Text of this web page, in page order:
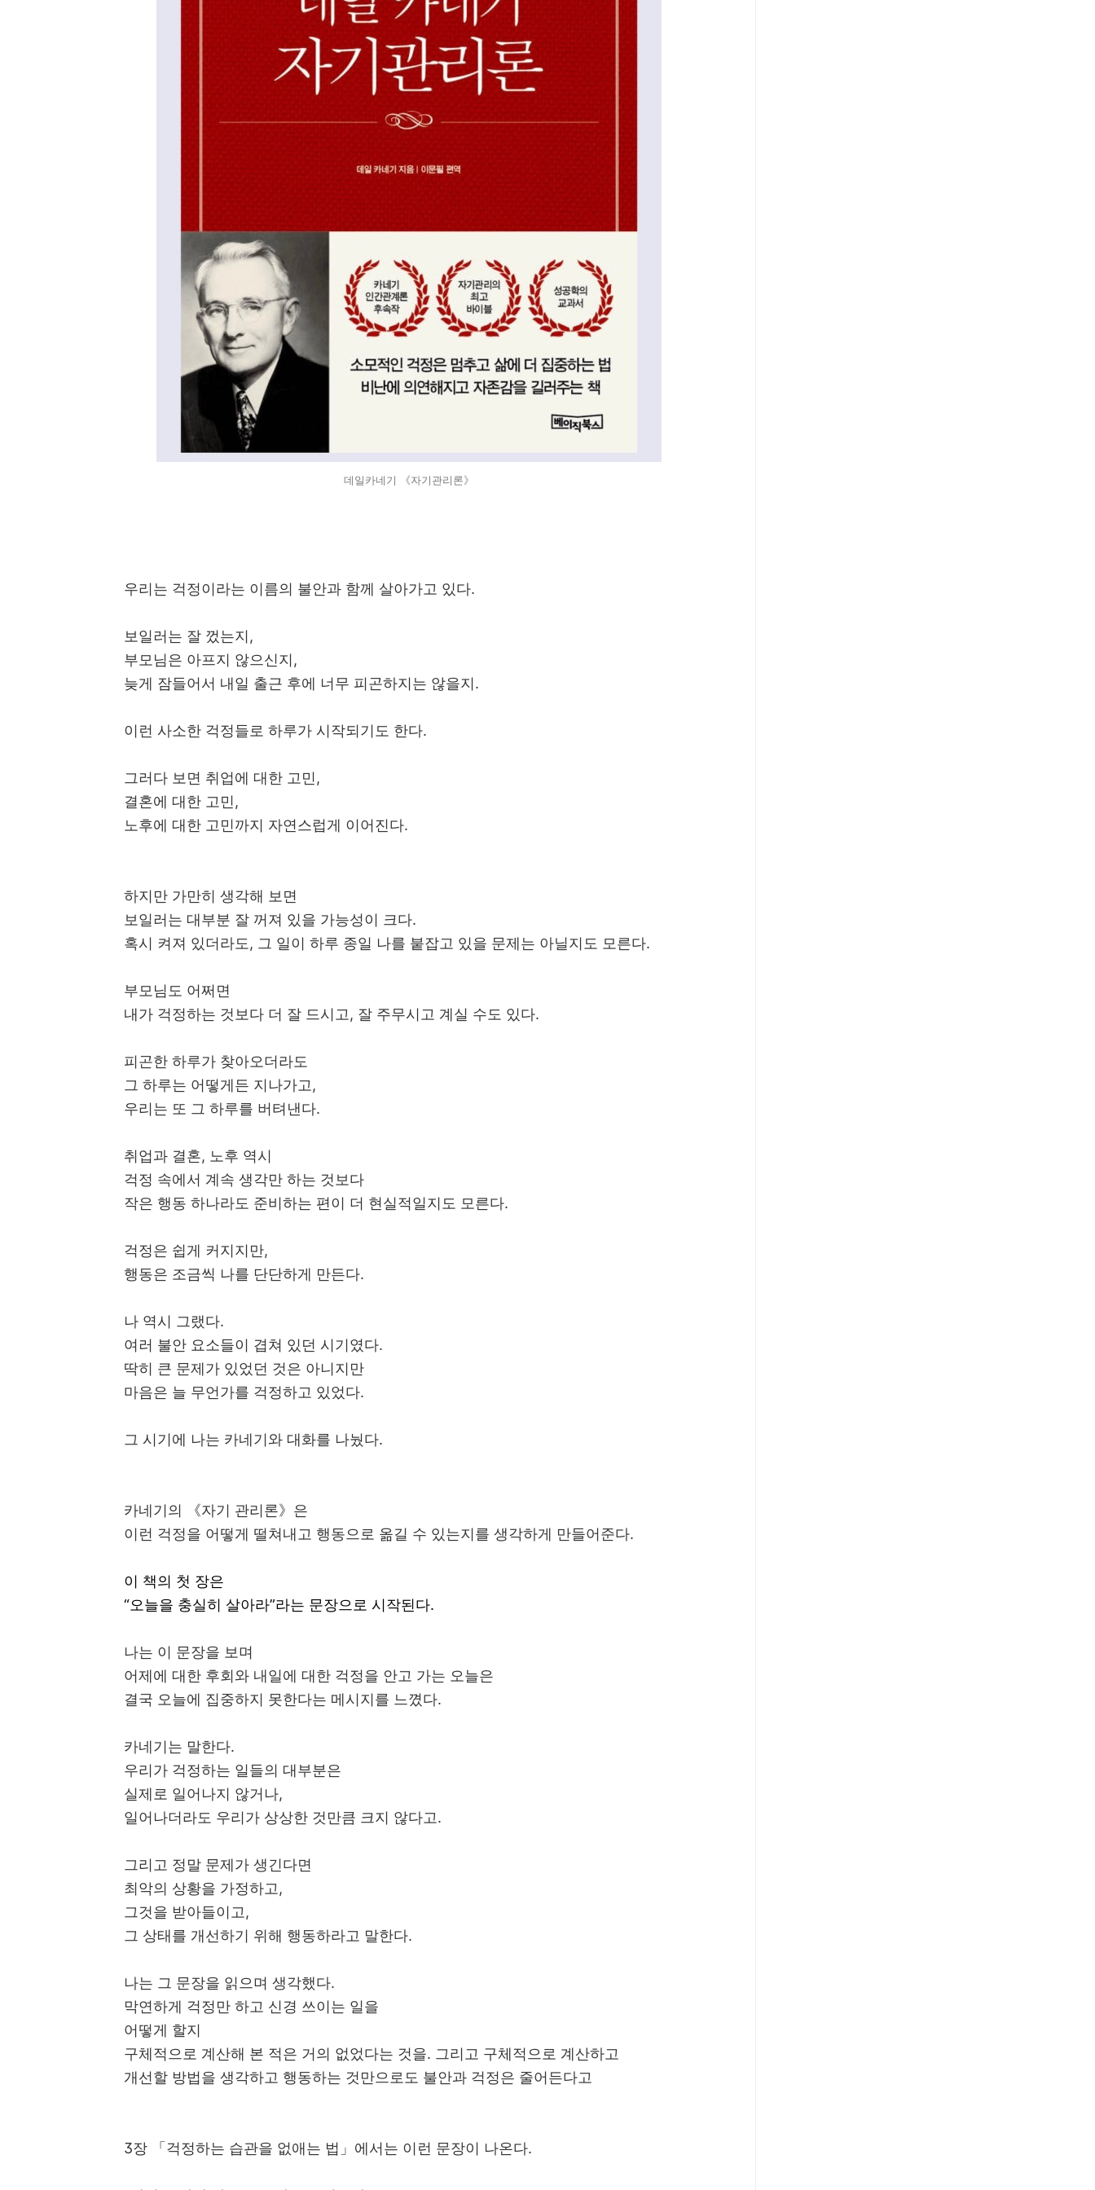
데일카네기 《자기관리론》
우리는 걱정이라는 이름의 불안과 함께 살아가고 있다.
보일러는 잘 껐는지,
부모님은 아프지 않으신지,
늦게 잠들어서 내일 출근 후에 너무 피곤하지는 않을지.
이런 사소한 걱정들로 하루가 시작되기도 한다.
그러다 보면 취업에 대한 고민,
결혼에 대한 고민,
노후에 대한 고민까지 자연스럽게 이어진다.
하지만 가만히 생각해 보면
보일러는 대부분 잘 꺼져 있을 가능성이 크다.
혹시 켜져 있더라도, 그 일이 하루 종일 나를 붙잡고 있을 문제는 아닐지도 모른다.
부모님도 어쩌면
내가 걱정하는 것보다 더 잘 드시고, 잘 주무시고 계실 수도 있다.
피곤한 하루가 찾아오더라도
그 하루는 어떻게든 지나가고,
우리는 또 그 하루를 버텨낸다.
취업과 결혼, 노후 역시
걱정 속에서 계속 생각만 하는 것보다
작은 행동 하나라도 준비하는 편이 더 현실적일지도 모른다.
걱정은 쉽게 커지지만,
행동은 조금씩 나를 단단하게 만든다.
나 역시 그랬다.
여러 불안 요소들이 겹쳐 있던 시기였다.
딱히 큰 문제가 있었던 것은 아니지만
마음은 늘 무언가를 걱정하고 있었다.
그 시기에 나는 카네기와 대화를 나눴다.
카네기의 《자기 관리론》은
이런 걱정을 어떻게 떨쳐내고 행동으로 옮길 수 있는지를 생각하게 만들어준다.
이 책의 첫 장은
“오늘을 충실히 살아라”라는 문장으로 시작된다.
나는 이 문장을 보며
어제에 대한 후회와 내일에 대한 걱정을 안고 가는 오늘은
결국 오늘에 집중하지 못한다는 메시지를 느꼈다.
카네기는 말한다.
우리가 걱정하는 일들의 대부분은
실제로 일어나지 않거나,
일어나더라도 우리가 상상한 것만큼 크지 않다고.
그리고 정말 문제가 생긴다면
최악의 상황을 가정하고,
그것을 받아들이고,
그 상태를 개선하기 위해 행동하라고 말한다.
나는 그 문장을 읽으며 생각했다.
막연하게 걱정만 하고 신경 쓰이는 일을
어떻게 할지
구체적으로 계산해 본 적은 거의 없었다는 것을. 그리고 구체적으로 계산하고
개선할 방법을 생각하고 행동하는 것만으로도 불안과 걱정은 줄어든다고
3장 「걱정하는 습관을 없애는 법」에서는 이런 문장이 나온다.